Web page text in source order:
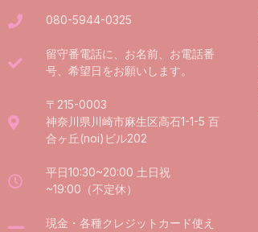
080-5944-0325
留守番電話に、お名前、お電話番
号、希望日をお願いします。
〒215-0003
神奈川県川崎市麻生区高石1-1-5 百
合ヶ丘(noi)ビル202
平日10:30~20:00 土日祝
~19:00（不定休）
現金・各種クレジットカード使え